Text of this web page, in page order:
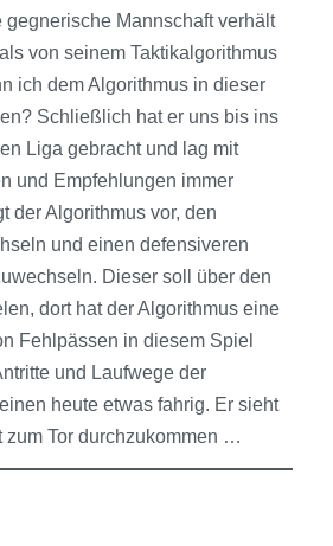
Mannschaft verhält
von seinem Taktikalgorithmus
ich dem Algorithmus in dieser
Schließlich hat er uns bis ins
Liga gebracht und lag mit
und Empfehlungen immer
der Algorithmus vor, den
und einen defensiveren
Dieser soll über den
dort hat der Algorithmus eine
Fehlpässen in diesem Spiel
und Laufwege der
heute etwas fahrig. Er sieht
zum Tor durchzukommen …